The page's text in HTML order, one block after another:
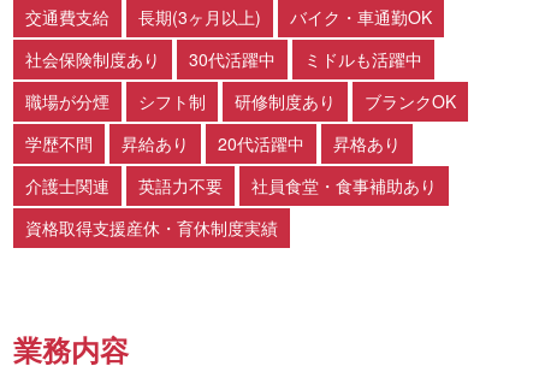
交通費支給 長期(3ヶ月以上)
バイク・車通勤OK
社会保険制度あり
30代活躍中
ミドルも活躍中
職場が分煙
シフト制 研修制度あり
ブランクOK
学歴不問
昇給あり 20代活躍中
昇格あり
介護士関連
英語力不要
社員食堂・食事補助あり
資格取得支援産休・育休制度実績
業務内容